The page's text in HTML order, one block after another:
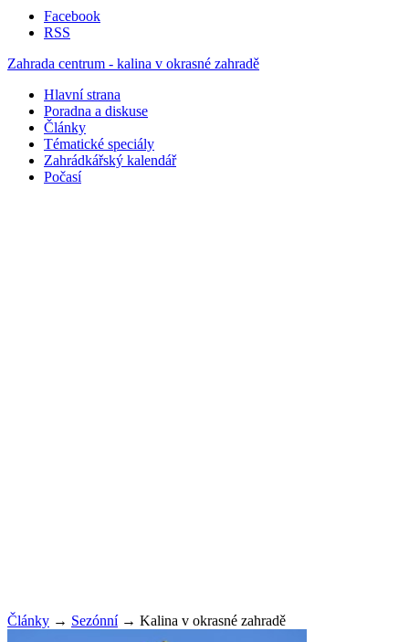
Facebook
RSS
Zahrada centrum - kalina v okrasné zahradě
Hlavní strana
Poradna a diskuse
Články
Tématické speciály
Zahrádkářský kalendář
Počasí
Články → Sezónní→ Kalina v okrasné zahradě